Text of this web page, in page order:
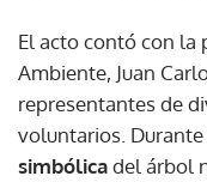
El acto contó con
Ambiente, Juan
representantes de
voluntarios.
simbólicadel árbol